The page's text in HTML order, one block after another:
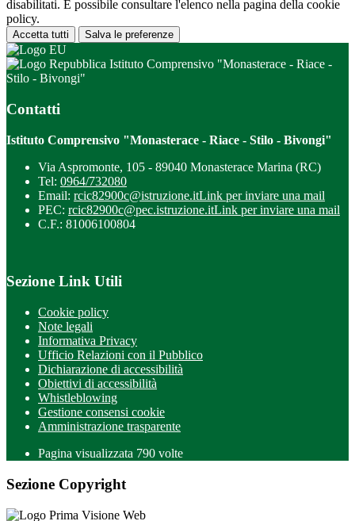
disabilitati. È possibile consultare l'elenco nella pagina della cookie
policy.
Accetta tutti Salva le preferenze
Istituto Comprensivo "Monasterace - Riace -
Stilo - Bivongi"
Contatti
Istituto Comprensivo "Monasterace - Riace - Stilo - Bivongi"
Via Aspromonte, 105 - 89040 Monasterace Marina (RC)
Tel: 0964/732080
Email: rcic82900c@istruzione.itLink per inviare una mail
PEC: rcic82900c@pec.istruzione.itLink per inviare una mail
C.F.: 81006100804
Sezione Link Utili
Cookie policy
Note legali
Informativa Privacy
Ufficio Relazioni con il Pubblico
Dichiarazione di accessibilità
Obiettivi di accessibilità
Whistleblowing
Gestione consensi cookie
Amministrazione trasparente
Pagina visualizzata 790 volte
Sezione Copyright